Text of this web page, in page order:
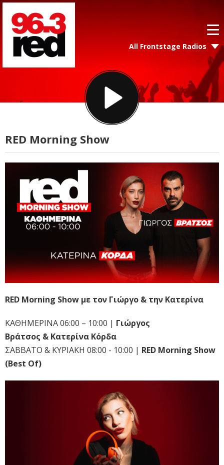
All Frontstage Radios
RED Morning Show
RED Morning Show με τον Γιώργο & την Κατερίνα
KAΘΗΜΕΡΙΝΑ 06:00 – 10:00 | Γιώργος
Βράτσος & Κατερίνα Κόρδα
ΣΑΒΒΑΤΟ & ΚΥΡΙΑΚΗ 08:00 - 10:00 | RED Morning Show
(Best Of)